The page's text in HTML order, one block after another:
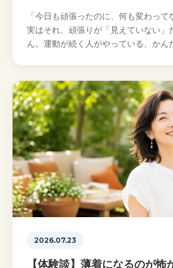
「今日も頑張ったのに、何も変わって
実はそれ、頑張りが「見えていない」
ん。運動が続く人がやっている、かん
2026.07.23
【体験談】薄着になるのが怖